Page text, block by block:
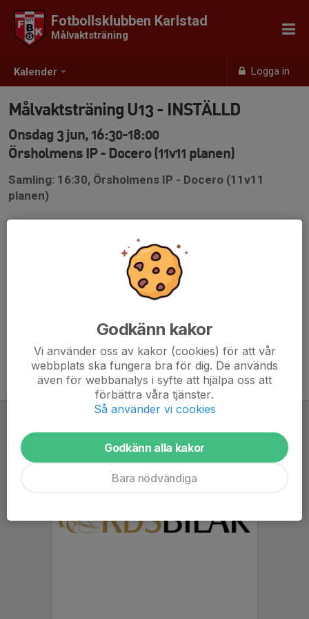
Kalender Logga in
Fotbollsklubben Karlstad
Målvaktsträning
Målvaktsträning U13 - INSTÄLLD
Onsdag 3 jun, 16:30-18:00
Örsholmens IP - Docero (11v11 planen)
Samling: 16:30, Örsholmens IP - Docero (11v11
planen)
Godkänn kakor
Vi använder oss av kakor (cookies) för att vår
webbplats ska fungera bra för dig. De används
även för webbanalys i syfte att hjälpa oss att
förbättra våra tjänster.
Så använder vi cookies
Godkänn alla kakor
Bara nödvändiga